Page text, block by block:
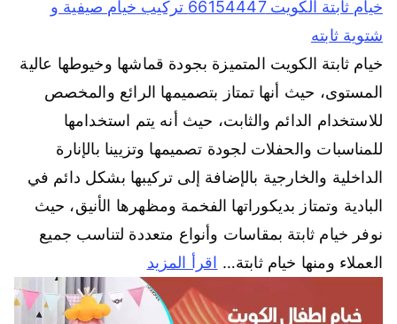
خيام ثابتة الكويت 66154447 تركيب خيام صيفية و
شتوية ثابته
خيام ثابتة الكويت المتميزة بجودة قماشها وخيوطها عالية
المستوى، حيث أنها تمتاز بتصميمها الرائع والمخصص
للاستخدام الدائم والثابت، حيث أنه يتم استخدامها
للمناسبات والحفلات لجودة تصميمها وتزيينا بالإنارة
الداخلية والخارجية بالإضافة إلى تركيبها بشكل دائم في
البادية وتمتاز بديكوراتها الفخمة ومظهرها الأنيق، حيث
نوفر خيام ثابتة بمقاسات وأنواع متعددة لتناسب جميع
العملاء ومنها خيام ثابتة… اقرأ المزيد